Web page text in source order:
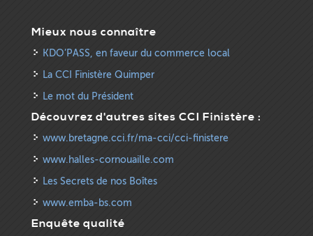
Mieux nous connaître
KDO’PASS, en faveur du commerce local
La CCI Finistère Quimper
Le mot du Président
Découvrez d'autres sites CCI Finistère :
www.bretagne.cci.fr/ma-cci/cci-finistere
www.halles-cornouaille.com
Les Secrets de nos Boîtes
www.emba-bs.com
Enquête qualité